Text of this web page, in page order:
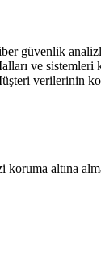
güvenlik
ve sistemleri
verilerinin
altına